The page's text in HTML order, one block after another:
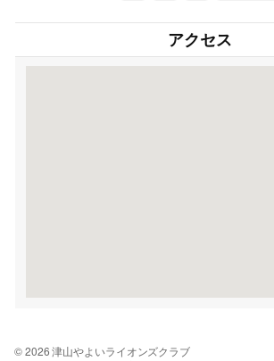
アクセス
© 2026 津山やよいライオンズクラブ